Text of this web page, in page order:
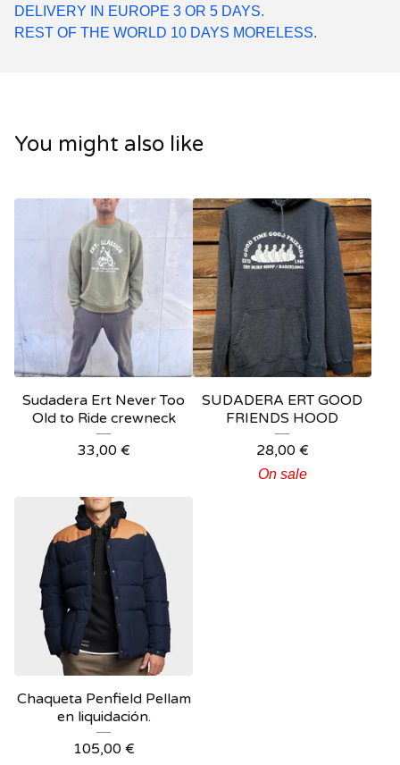
DELIVERY IN EUROPE 3 OR 5 DAYS.
REST OF THE WORLD 10 DAYS MORELESS.
You might also like
Sudadera Ert Never Too
Old to Ride crewneck
33,00 €
SUDADERA ERT GOOD
FRIENDS HOOD
28,00 €
On sale
Chaqueta Penfield Pellam
en liquidación.
105,00 €